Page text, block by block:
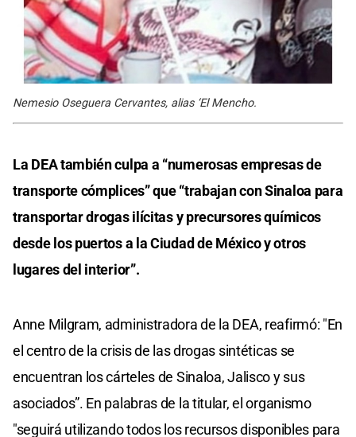
Nemesio Oseguera Cervantes, alias ‘El Mencho.
La DEA también culpa a “numerosas empresas de
transporte cómplices” que “trabajan con Sinaloa para
transportar drogas ilícitas y precursores químicos
desde los puertos a la Ciudad de México y otros
lugares del interior”.
Anne Milgram, administradora de la DEA, reafirmó: "En
el centro de la crisis de las drogas sintéticas se
encuentran los cárteles de Sinaloa, Jalisco y sus
asociados”. En palabras de la titular, el organismo
"seguirá utilizando todos los recursos disponibles para